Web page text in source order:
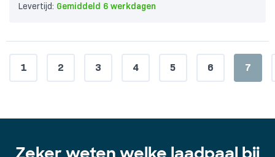
through
Levertijd: Gemiddeld 6 werkdagen
1 2 3 4 5 6 7